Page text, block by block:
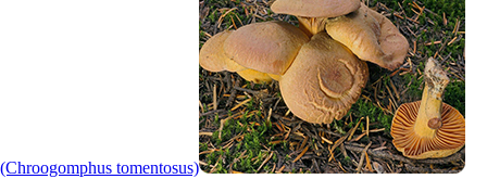
(Chroogomphus tomentosus)